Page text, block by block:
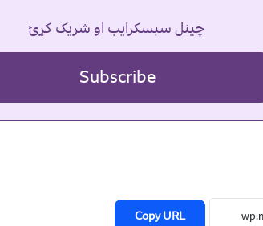
چینل سبسکرایب او شریک کړئ
Subscribe
Copy URL